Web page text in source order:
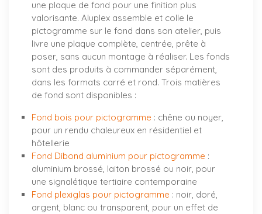
une plaque de fond pour une finition plus
valorisante. Aluplex assemble et colle le
pictogramme sur le fond dans son atelier, puis
livre une plaque complète, centrée, prête à
poser, sans aucun montage à réaliser. Les fonds
sont des produits à commander séparément,
dans les formats carré et rond. Trois matières
de fond sont disponibles :
Fond bois pour pictogramme : chêne ou noyer,
pour un rendu chaleureux en résidentiel et
hôtellerie
Fond Dibond aluminium pour pictogramme :
aluminium brossé, laiton brossé ou noir, pour
une signalétique tertiaire contemporaine
Fond plexiglas pour pictogramme : noir, doré,
argent, blanc ou transparent, pour un effet de